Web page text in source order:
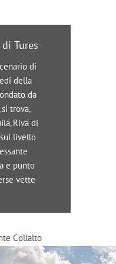
Tures
di
della
da
trova,
Riva di
livello
e punto
vette
Collalto